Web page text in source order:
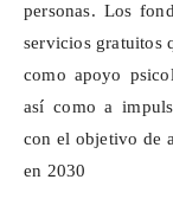
personas. Los
servicios gratuitos
como apoyo
así como a
con el objetivo de
en 2030